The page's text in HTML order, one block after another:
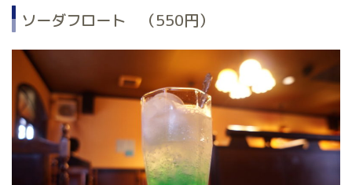
ソーダフロート （550円）